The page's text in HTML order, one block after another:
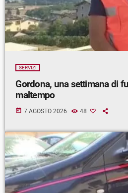
SERVIZI
Gordona, una settimana di
maltempo
today 7 AGOSTO 2026 48